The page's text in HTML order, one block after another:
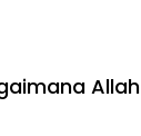
Allah